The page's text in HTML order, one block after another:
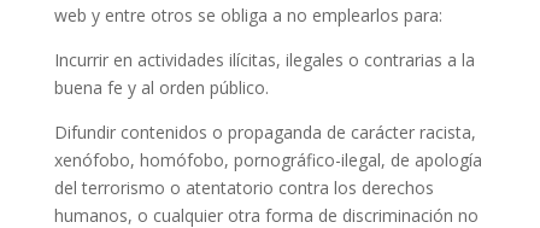
web y entre otros se obliga a no emplearlos para:
Incurrir en actividades ilícitas, ilegales o contrarias a la
buena fe y al orden público.
Difundir contenidos o propaganda de carácter racista,
xenófobo, homófobo, pornográfico-ilegal, de apología
del terrorismo o atentatorio contra los derechos
humanos, o cualquier otra forma de discriminación no